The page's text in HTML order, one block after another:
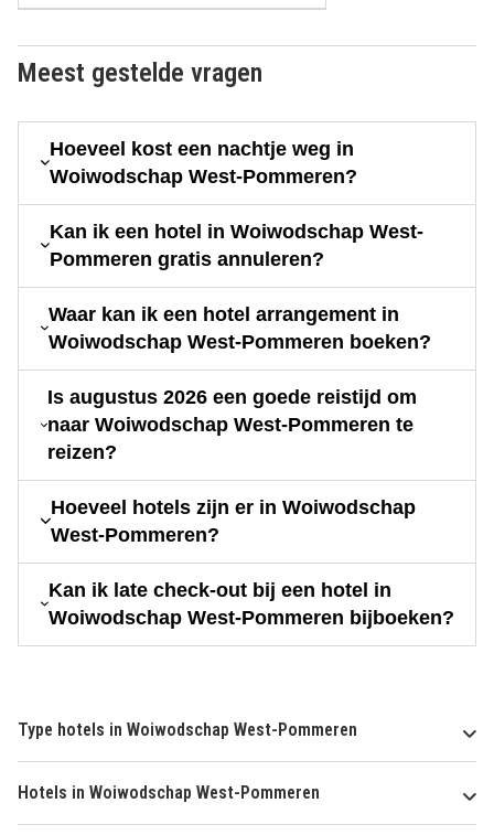
Meest gestelde vragen
Hoeveel kost een nachtje weg in
Woiwodschap West-Pommeren?
Kan ik een hotel in Woiwodschap West-
Pommeren gratis annuleren?
Waar kan ik een hotel arrangement in
Woiwodschap West-Pommeren boeken?
Is augustus 2026 een goede reistijd om
naar Woiwodschap West-Pommeren te
reizen?
Hoeveel hotels zijn er in Woiwodschap
West-Pommeren?
Kan ik late check-out bij een hotel in
Woiwodschap West-Pommeren bijboeken?
Type hotels in Woiwodschap West-Pommeren
Hotels in Woiwodschap West-Pommeren